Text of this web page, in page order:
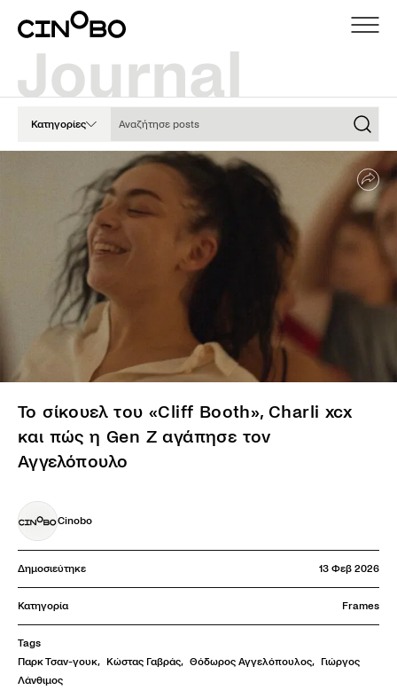
Κατηγορίες
Το σίκουελ του «Cliff Booth», Charli xcx
και πώς η Gen Z αγάπησε τον
Αγγελόπουλο
Cinobo
Δημοσιεύτηκε 13 Φεβ 2026
Κατηγορία Frames
Tags
Παρκ Τσαν-γουκ, Κώστας Γαβράς, Θόδωρος Αγγελόπουλος,
Γιώργος
Λάνθιμος